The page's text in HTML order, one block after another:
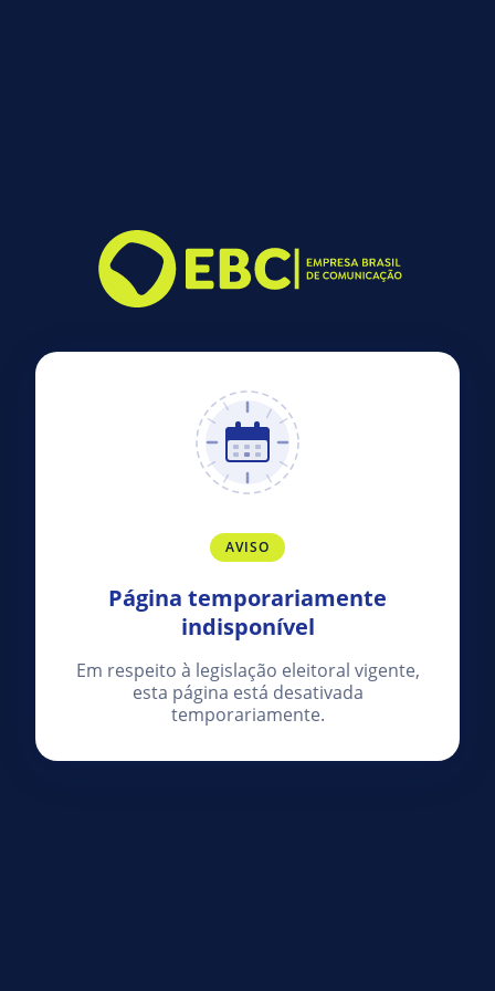
AVISO
Página temporariamente
indisponível
Em respeito à legislação eleitoral vigente,
esta página está desativada
temporariamente.